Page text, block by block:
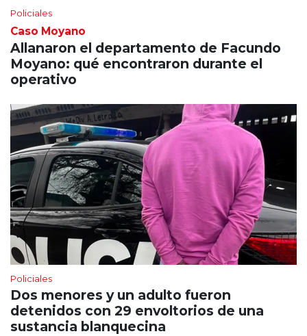
Policiales
Caso Moyano
Allanaron el departamento de Facundo
Moyano: qué encontraron durante el
operativo
Policiales
Dos menores y un adulto fueron
detenidos con 29 envoltorios de una
sustancia blanquecina